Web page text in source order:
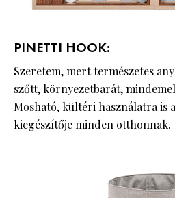
PINETTI HOOK:
Szeretem, mert természetes
szőtt, környezetbarát,
Mosható, kültéri használatra is
kiegészítője minden otthonnak.